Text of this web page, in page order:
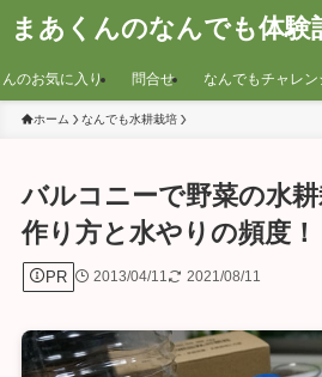
まあくんのなんでも体験
のお気に入り 問合せ なんでもチャレン
ホーム なんでも水耕栽培
バルコニーで野菜の水
作り方と水やりの頻度！
PR 2013/04/11 2021/08/11